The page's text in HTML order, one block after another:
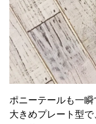
ポニーテールも一
大きめプレート型